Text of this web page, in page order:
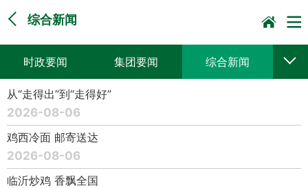
综合新闻
时政要闻 集团要闻 综合新闻
媒体聚焦
科技创新
集邮报道
从“走得出”到“走得好”
2026-08-06
鸡西冷面 邮寄送达
2026-08-06
临沂炒鸡 香飘全国